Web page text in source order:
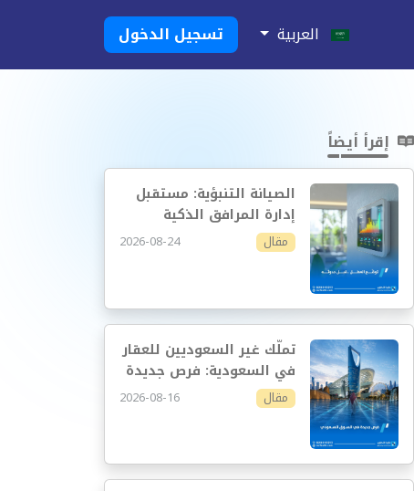
العربية تسجيل الدخول
إقرأ أيضاً
الصيانة التنبؤية: مستقبل
إدارة المرافق الذكية
مقال 2026-08-24
تملّك غير السعوديين للعقار
في السعودية: فرص جديدة
وإدارة أكثر احترافية
مقال 2026-08-16